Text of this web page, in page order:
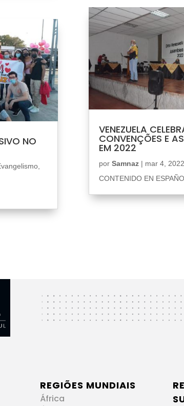
NO
,
VENEZUELA
CONVENÇÕES E
EM 2022
por Samnaz| mar 4, 2022
CONTENIDO EN
REGIÕES MUNDIAIS
África